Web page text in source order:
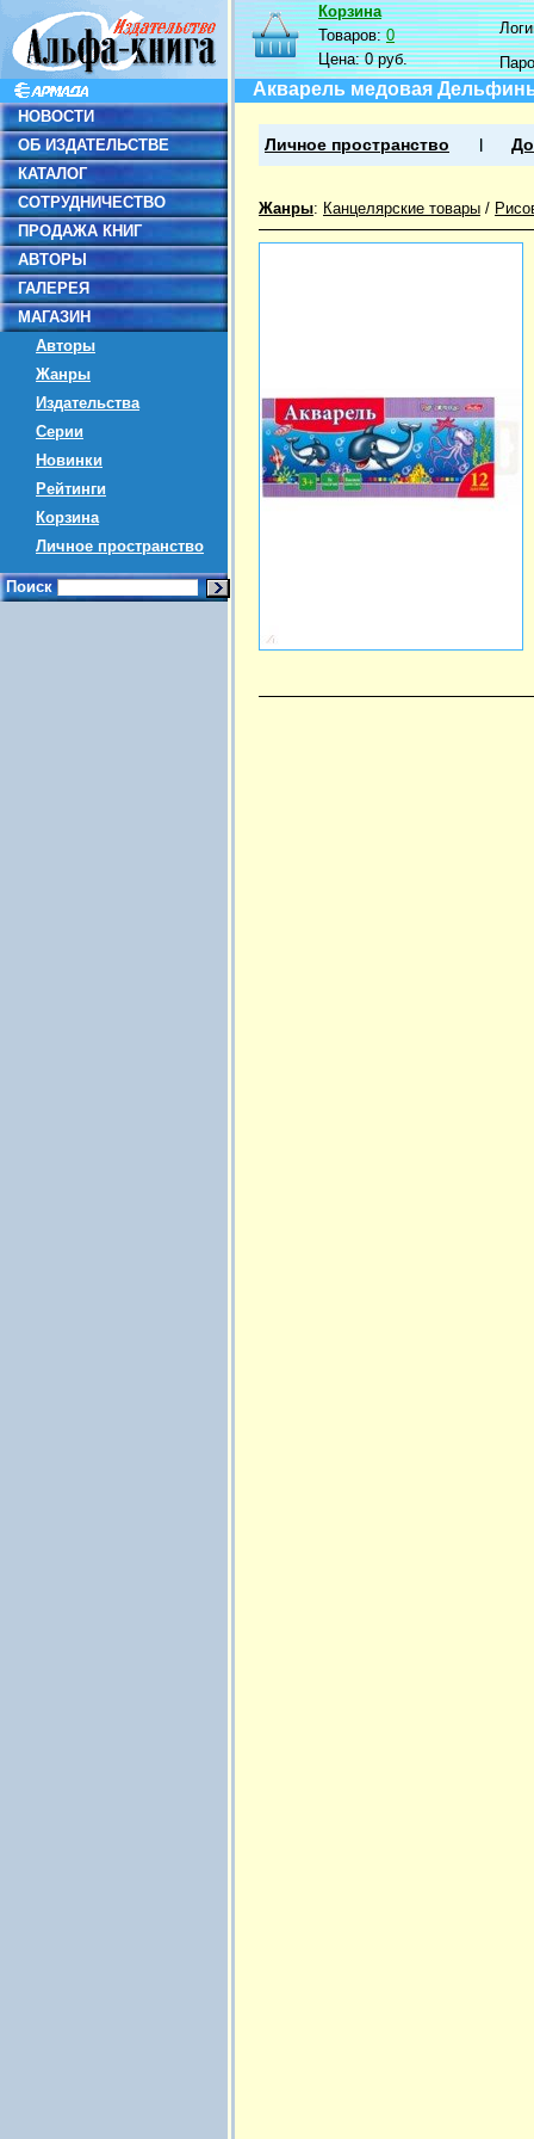
НОВОСТИ
ОБ ИЗДАТЕЛЬСТВЕ
КАТАЛОГ
СОТРУДНИЧЕСТВО
ПРОДАЖА КНИГ
АВТОРЫ
ГАЛЕРЕЯ
МАГАЗИН
Авторы
Жанры
Издательства
Серии
Новинки
Рейтинги
Корзина
Личное пространство
Поиск
Корзина
Товаров:0
Цена:0 руб.
Акварель медовая
Личное пространство
Жанры: Канцелярские товары /